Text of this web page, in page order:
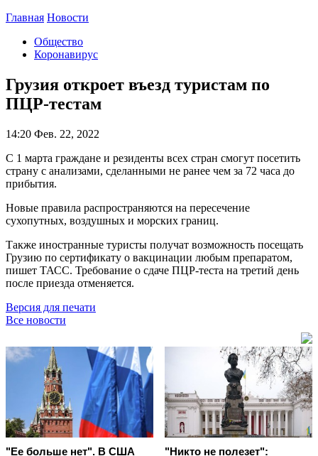
Главная Новости
Общество
Коронавирус
Грузия откроет въезд туристам по
ПЦР-тестам
14:20 Фев. 22, 2022
С 1 марта граждане и резиденты всех стран смогут посетить
страну с анализами, сделанными не ранее чем за 72 часа до
прибытия.
Новые правила распространяются на пересечение
сухопутных, воздушных и морских границ.
Также иностранные туристы получат возможность посещать
Грузию по сертификату о вакцинации любым препаратом,
пишет ТАСС. Требование о сдаче ПЦР-теста на третий день
после приезда отменяется.
Версия для печати
Все новости
"Ее больше нет". В США
"Никто не полезет":